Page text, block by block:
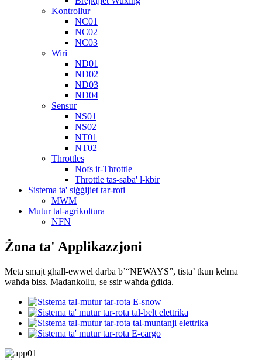
Kontrollur
NC01
NC02
NC03
Wiri
ND01
ND02
ND03
ND04
Sensur
NS01
NS02
NT01
NT02
Throttles
Nofs it-Throttle
Throttle tas-saba' l-kbir
Sistema ta' siġġijiet tar-roti
MWM
Mutur tal-agrikoltura
NFN
Żona ta' Applikazzjoni
Meta smajt għall-ewwel darba b’“NEWAYS”, tista’ tkun kelma
waħda biss. Madankollu, se ssir waħda ġdida.